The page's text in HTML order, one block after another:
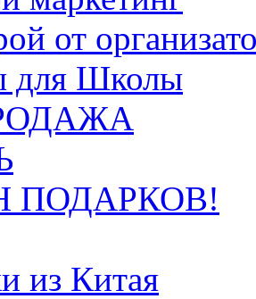
от
для Школы
ПОДАРКОВ!
из Китая